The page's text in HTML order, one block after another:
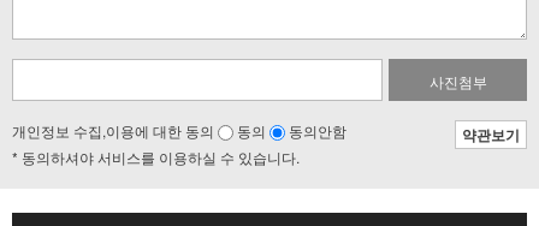
사진첨부
개인정보 수집,이용에 대한 동의 동의 동의안함 약관보기
* 동의하셔야 서비스를 이용하실 수 있습니다.